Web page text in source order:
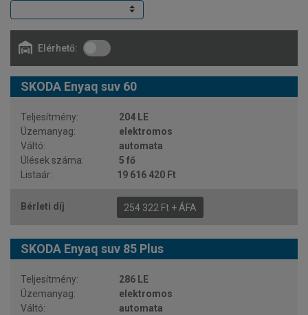
Elérhető:
SKODA Enyaq suv 60
204 LE
elektromos
automata
5 fő
19 616 420 Ft
254 322 Ft + ÁFA
SKODA Enyaq suv 85 Plus
286 LE
elektromos
automata